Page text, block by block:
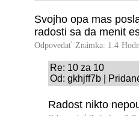
Svojho opa mas
radosti sa da menit
Odpovedať Známka: 1.4
Re: 10 za 10
Od: gkhjff7b |
Radost nikto